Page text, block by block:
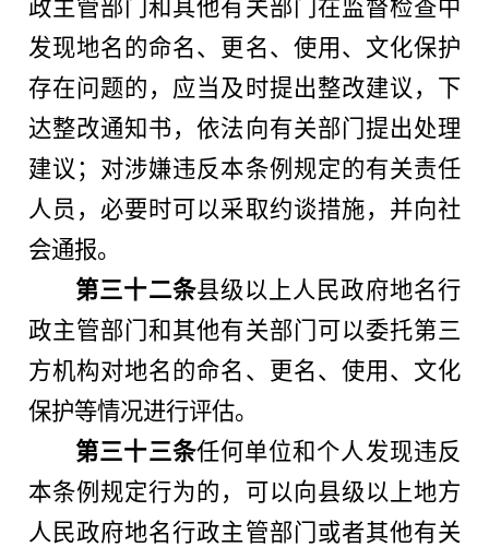
政主管部门和其他有关部门在监督检查中
发现地名的命名、更名、使用、文化保护
存在问题的，应当及时提出整改建议，下
达整改通知书，依法向有关部门提出处理
建议；对涉嫌违反本条例规定的有关责任
人员，必要时可以采取约谈措施，并向社
会通报。
第三十二条县级以上人民政府地名行
政主管部门和其他有关部门可以委托第三
方机构对地名的命名、更名、使用、文化
保护等情况进行评估。
第三十三条任何单位和个人发现违反
本条例规定行为的，可以向县级以上地方
人民政府地名行政主管部门或者其他有关